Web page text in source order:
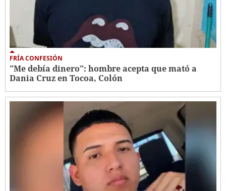
FRÍA CONFESIÓN
"Me debía dinero": hombre acepta que mató a
Dania Cruz en Tocoa, Colón